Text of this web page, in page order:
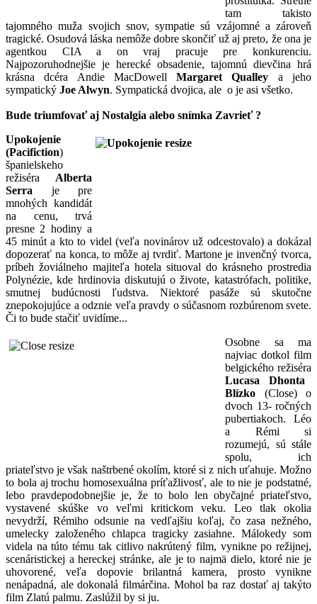
tam takisto
tajomného muža svojich snov, sympatie sú vzájomné a zároveň
tragické. Osudová láska nemôže dobre skončiť už aj preto, že ona je
agentkou CIA a on vraj pracuje pre konkurenciu.
Najpozoruhodnejšie je herecké obsadenie, tajomnú dievčina hrá
krásna dcéra Andie MacDowell Margaret Qualley a jeho
sympatický Joe Alwyn. Sympatická dvojica, ale o je asi všetko.
Bude triumfovať aj Nostalgia alebo snímka Zavrieť ?
Upokojenie
(Pacifiction)
španielskeho
režiséra Alberta
Serra je pre
mnohých kandidát
na cenu, trvá
presne 2 hodiny a
45 minút a kto to videl (veľa novinárov už odcestovalo) a dokázal
dopozerať na konca, to môže aj tvrdiť. Martone je invenčný tvorca,
príbeh žoviálneho majiteľa hotela situoval do krásneho prostredia
Polynézie, kde hrdinovia diskutujú o živote, katastrófach, politike,
smutnej budúcnosti ľudstva. Niektoré pasáže sú skutočne
znepokojujúce a odznie veľa pravdy o súčasnom rozbúrenom svete.
Či to bude stačiť uvidíme...
Osobne sa ma
najviac dotkol film
belgického režiséra
Lucasa Dhonta
Blízko (Close) o
dvoch 13- ročných
pubertiakoch. Léo
a Rémi si
rozumejú, sú stále
spolu, ich
priateľstvo je však naštrbené okolím, ktoré si z nich uťahuje. Možno
to bola aj trochu homosexuálna príťažlivosť, ale to nie je podstatné,
lebo pravdepodobnejšie je, že to bolo len obyčajné priateľstvo,
vystavené skúške vo veľmi kritickom veku. Leo tlak okolia
nevydrží, Rémiho odsunie na vedľajšiu koľaj, čo zasa nežného,
umelecky založeného chlapca tragicky zasiahne. Málokedy som
videla na túto tému tak citlivo nakrútený film, vynikne po režijnej,
scenáristickej a hereckej stránke, ale je to najmä dielo, ktoré nie je
uhovorené, veľa dopovie brilantná kamera, prosto vynikne
nenápadná, ale dokonalá filmárčina. Mohol ba raz dostať aj takýto
film Zlatú palmu. Zaslúžil by si ju.